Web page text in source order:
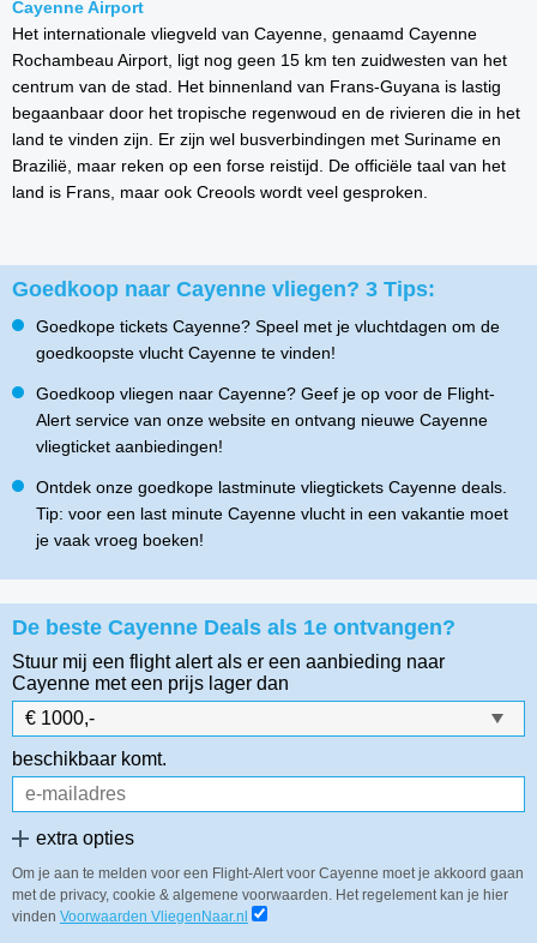
Cayenne Airport
Het internationale vliegveld van Cayenne, genaamd Cayenne
Rochambeau Airport, ligt nog geen 15 km ten zuidwesten van het
centrum van de stad. Het binnenland van Frans-Guyana is lastig
begaanbaar door het tropische regenwoud en de rivieren die in het
land te vinden zijn. Er zijn wel busverbindingen met Suriname en
Brazilië, maar reken op een forse reistijd. De officiële taal van het
land is Frans, maar ook Creools wordt veel gesproken.
Goedkoop naar Cayenne vliegen? 3 Tips:
Goedkope tickets Cayenne? Speel met je vluchtdagen om de
goedkoopste vlucht Cayenne te vinden!
Goedkoop vliegen naar Cayenne? Geef je op voor de Flight-
Alert service van onze website en ontvang nieuwe Cayenne
vliegticket aanbiedingen!
Ontdek onze goedkope lastminute vliegtickets Cayenne deals.
Tip: voor een last minute Cayenne vlucht in een vakantie moet
je vaak vroeg boeken!
De beste Cayenne Deals als 1e ontvangen?
Stuur mij een flight alert als er een aanbieding naar
Cayenne met een prijs lager dan
beschikbaar komt.
extra opties
Om je aan te melden voor een Flight-Alert voor Cayenne moet je akkoord gaan
met de privacy, cookie & algemene voorwaarden. Het regelement kan je hier
vinden Voorwaarden VliegenNaar.nl